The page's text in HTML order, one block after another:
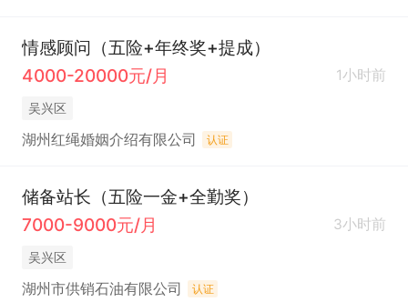
情感顾问（五险+年终奖+提成）
4000-20000元/月
1小时前
吴兴区
湖州红绳婚姻介绍有限公司 认证
储备站长（五险一金+全勤奖）
7000-9000元/月
3小时前
吴兴区
湖州市供销石油有限公司 认证